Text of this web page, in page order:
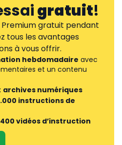
gratuit!
gratuit pendant
tous les avantages
à vous offrir.
hebdomadaire avec
et un contenu
archives numériques
instructions de
vidéos d’instruction